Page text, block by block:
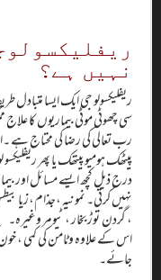
نہیں ہے؟
ریفلیکسولو جی ایک ایسا متبادل
سی چھوٹی موٹی بیماریوں کا علاج
رب تعالی کی رضا کی محتاج ہے
پیٹھک ہومیو پیتھک یا پھر
درج ذیل کچھ ایسے مسائل اور
نہیں کرتی۔ نمونیہ ،جذام،زیا
، گردن توڑ بخار ، ٹیومر وغیرہ۔
اس کے علاوہ وٹامن کی کمی ،
جائے۔